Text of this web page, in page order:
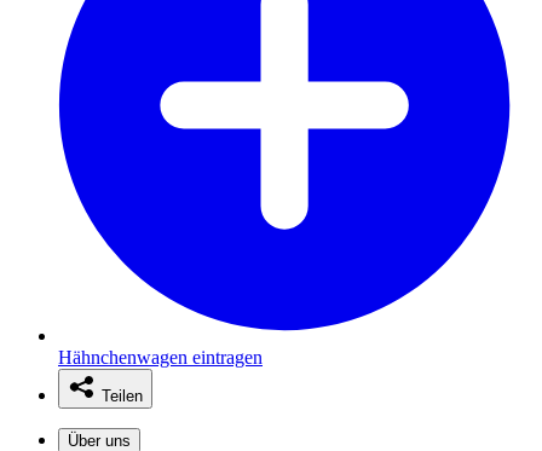
Hähnchenwagen eintragen
Teilen
Über uns